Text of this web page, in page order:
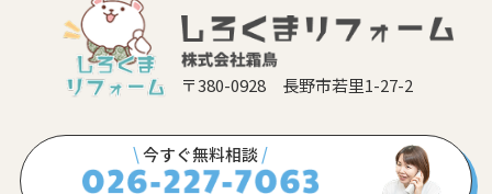
〒380-0928 長野市若里1-27-2
\今すぐ無料相談 /